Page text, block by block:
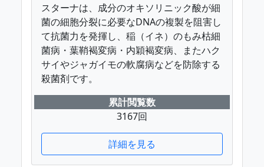
スターナは、成分のオキソリニック酸が細
菌の細胞分裂に必要なDNAの複製を阻害し
て抗菌力を発揮し、稲（イネ）のもみ枯細
菌病・葉鞘褐変病・内穎褐変病、またハク
サイやジャガイモの軟腐病などを防除する
殺菌剤です。
累計閲覧数
3167回
詳細を見る